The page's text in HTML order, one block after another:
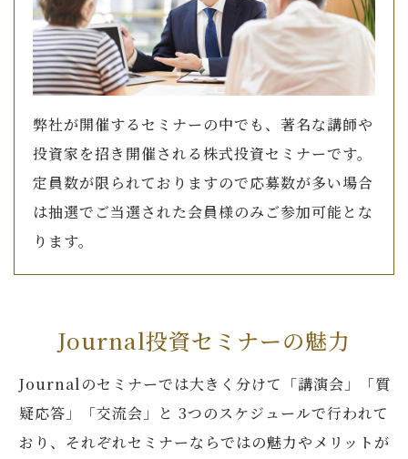
弊社が開催するセミナーの中でも、著名な講師や
投資家を招き開催される株式投資セミナーです。
定員数が限られておりますので応募数が多い場合
は抽選でご当選された会員様のみご参加可能とな
ります。
Journal投資セミナーの魅力
Journalのセミナーでは大きく分けて「講演会」「質
疑応答」「交流会」と 3つのスケジュールで行われて
おり、それぞれセミナーならではの魅力やメリットが